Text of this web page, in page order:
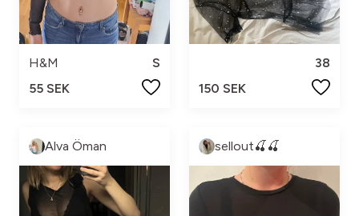
H&M
S
55 SEK
38
150 SEK
Alva Öman sellout🍒🍒